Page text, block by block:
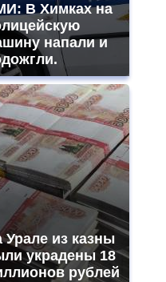
В Химках на
напали и
Урале из казны
украдены 18
рублей